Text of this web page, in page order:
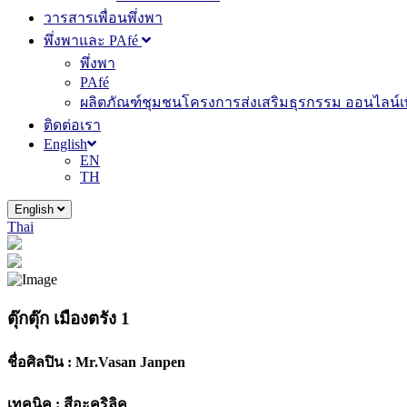
วารสารเพื่อนพึ่งพา
พึ่งพาและ PAfé
พึ่งพา
PAfé
ผลิตภัณฑ์ชุมชนโครงการส่งเสริมธุรกรรม ออนไลน์
ติดต่อเรา
English
EN
TH
English
Thai
ตุ๊กตุ๊ก เมืองตรัง 1
ชื่อศิลปิน : Mr.Vasan Janpen